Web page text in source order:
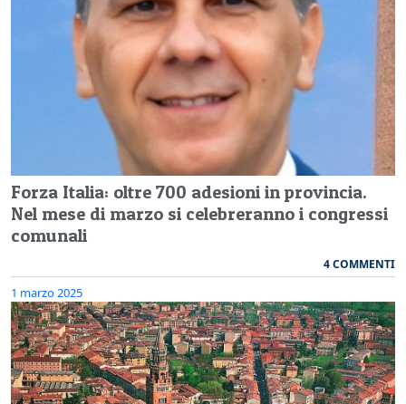
Forza Italia: oltre 700 adesioni in provincia.
Nel mese di marzo si celebreranno i congressi
comunali
4 COMMENTI
1 marzo 2025